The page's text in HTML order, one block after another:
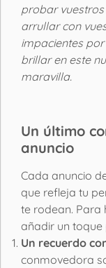
probar
arrullar con
impacientes
brillar en este
maravilla.
Un último
anuncio
Cada anuncio
que refleja tu
te rodean. Para
añadir un toque
Un recuerdo
conmovedora